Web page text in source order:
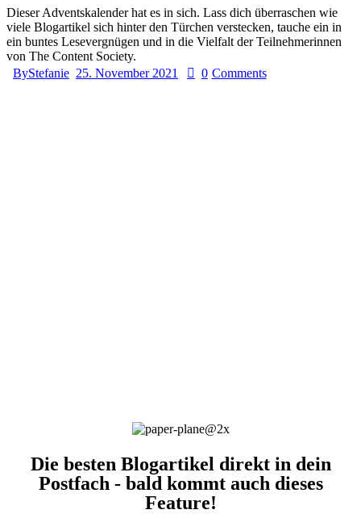
Dieser Adventskalender hat es in sich. Lass dich überraschen wie
viele Blogartikel sich hinter den Türchen verstecken, tauche ein in
ein buntes Lesevergnügen und in die Vielfalt der Teilnehmerinnen
von The Content Society.
ByStefanie 25. November 2021 0 Comments
Die besten Blogartikel direkt in dein
Postfach - bald kommt auch dieses
Feature!